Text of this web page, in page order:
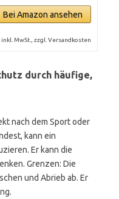
Bei Amazon ansehen
inkl. MwSt., zzgl. Versandkosten
durch häufige,
nach dem Sport oder
kann ein
Er kann die
Grenzen: Die
und Abrieb ab. Er